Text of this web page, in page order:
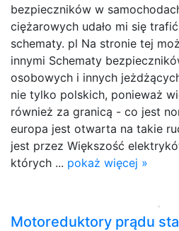
bezpieczników w
ciężarowych udało mi się
schematy. pl Na stronie tej
innymi Schematy
osobowych i innych
nie tylko polskich, ponieważ
również za granicą - co jest
europa jest otwarta na takie
jest przez Większość
których ... pokaż więcej »
Motoreduktory prądu